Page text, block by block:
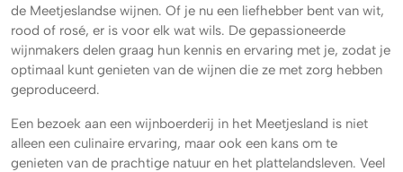
de Meetjeslandse wijnen. Of je nu een liefhebber bent van wit,
rood of rosé, er is voor elk wat wils. De gepassioneerde
wijnmakers delen graag hun kennis en ervaring met je, zodat je
optimaal kunt genieten van de wijnen die ze met zorg hebben
geproduceerd.
Een bezoek aan een wijnboerderij in het Meetjesland is niet
alleen een culinaire ervaring, maar ook een kans om te
genieten van de prachtige natuur en het plattelandsleven. Veel